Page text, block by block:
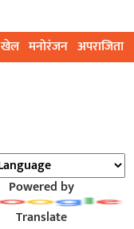
खेल मनोरंजन अपराजिता
Powered by
Translate